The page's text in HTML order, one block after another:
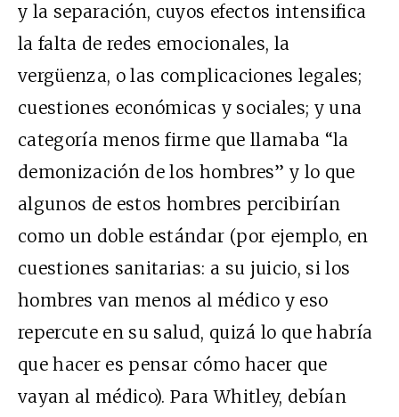
y la separación, cuyos efectos intensifica
la falta de redes emocionales, la
vergüenza, o las complicaciones legales;
cuestiones económicas y sociales; y una
categoría menos firme que llamaba “la
demonización de los hombres” y lo que
algunos de estos hombres percibirían
como un doble estándar (por ejemplo, en
cuestiones sanitarias: a su juicio, si los
hombres van menos al médico y eso
repercute en su salud, quizá lo que habría
que hacer es pensar cómo hacer que
vayan al médico). Para Whitley, debían